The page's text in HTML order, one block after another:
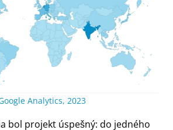
Analytics, 2023
bol projekt úspešný: do jedného